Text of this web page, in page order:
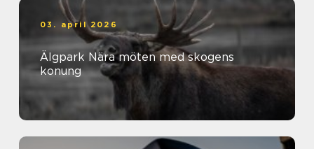
03. april 2026
Älgpark Nära möten med skogens
konung